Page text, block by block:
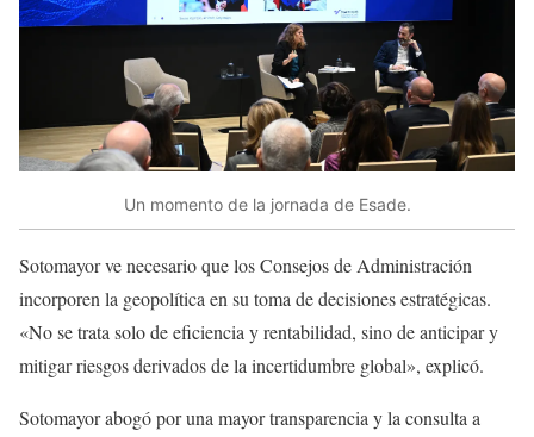
Un momento de la jornada de Esade.
Sotomayor ve necesario que los Consejos de Administración
incorporen la geopolítica en su toma de decisiones estratégicas.
«No se trata solo de eficiencia y rentabilidad, sino de anticipar y
mitigar riesgos derivados de la incertidumbre global», explicó.
Sotomayor abogó por una mayor transparencia y la consulta a